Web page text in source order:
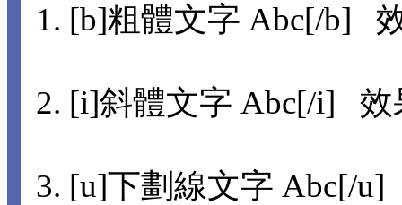
[b]粗體文字 Abc[/b]
[i]斜體文字 Abc[/i] 效
[u]下劃線文字 Abc[/